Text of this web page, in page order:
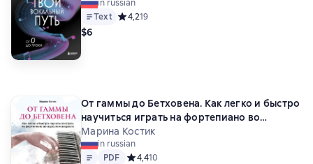
in russian
Text Средний рейтинг 4,2 на основе 19 оценок
4,219
$6
От гаммы до Бетховена. Как легко и быстро
научиться играть на фортепиано во
взрослом возрасте
Марина Костик
in russian
Text
PDF
PDF Средний рейтинг 4,4 на основе 10 оценок
4,410